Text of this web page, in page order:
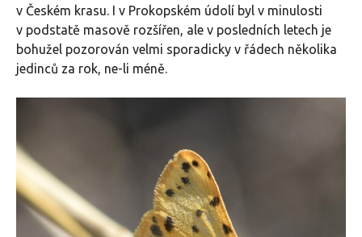
v Českém krasu. I v Prokopském údolí byl v minulosti
v podstatě masově rozšířen, ale v posledních letech je
bohužel pozorován velmi sporadicky v řádech několika
jedinců za rok, ne-li méně.